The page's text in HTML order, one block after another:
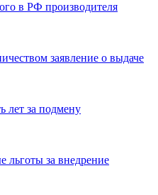
в РФ производителя
заявление о выдаче
лет за подмену
льготы за внедрение